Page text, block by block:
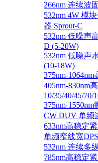
266nm 连续波
532nm 4W 模
器 Sprout-C
532nm 低噪声
D (5-20W)
532nm 低噪声
(10-18W)
375nm-
405nm-830nm
10/35/40/45/70/
375nm-
CW DUV 单频
633nm高稳定
单频窄线宽
532nm 连续多
785nm高稳定